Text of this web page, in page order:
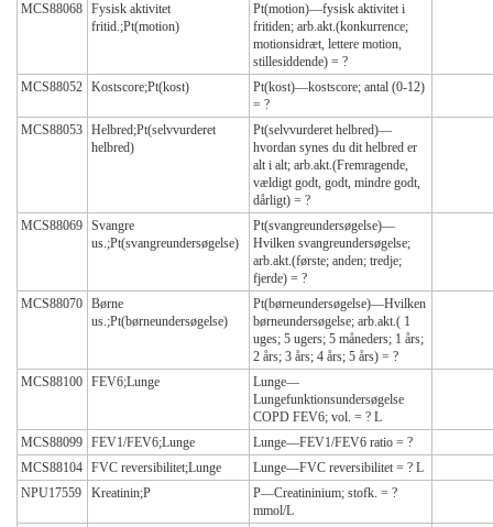
MCS88068 Fysisk aktivitet
fritid.;Pt(motion)
Pt(motion)—fysisk aktivitet i
fritiden; arb.akt.(konkurrence;
motionsidræt, lettere motion,
stillesiddende) = ?
MCS88052 Kostscore;Pt(kost)
Pt(kost)—kostscore; antal (0-12)
= ?
MCS88053 Helbred;Pt(selvvurderet
helbred)
Pt(selvvurderet helbred)—
hvordan synes du dit helbred er
alt i alt; arb.akt.(Fremragende,
vældigt godt, godt, mindre godt,
dårligt) = ?
MCS88069 Svangre
us.;Pt(svangreundersøgelse)
Pt(svangreundersøgelse)—
Hvilken svangreundersøgelse;
arb.akt.(første; anden; tredje;
fjerde) = ?
MCS88070 Børne
us.;Pt(børneundersøgelse)
Pt(børneundersøgelse)—Hvilken
børneundersøgelse; arb.akt.( 1
uges; 5 ugers; 5 måneders; 1 års;
2 års; 3 års; 4 års; 5 års) = ?
MCS88100 FEV6;Lunge
Lunge—
Lungefunktionsundersøgelse
COPD FEV6; vol. = ? L
MCS88099 FEV1/FEV6;Lunge
Lunge—FEV1/FEV6 ratio = ?
MCS88104 FVC reversibilitet;Lunge
Lunge—FVC reversibilitet = ? L
NPU17559
Kreatinin;P
P—Creatininium; stofk. = ?
mmol/L